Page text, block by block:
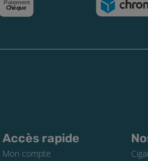
Paiement
Chèque
Accès rapide
Mon compte